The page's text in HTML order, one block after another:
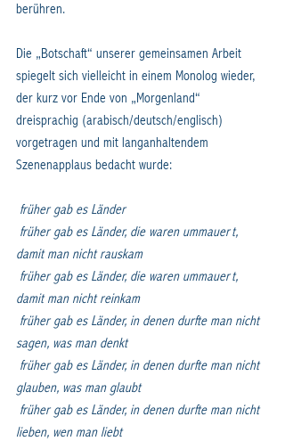
berühren.
Die „Botschaft“ unserer gemeinsamen Arbeit
spiegelt sich vielleicht in einem Monolog wieder,
der kurz vor Ende von „Morgenland“
dreisprachig (arabisch/deutsch/englisch)
vorgetragen und mit langanhaltendem
Szenenapplaus bedacht wurde:
früher gab es Länder
früher gab es Länder, die waren ummauert,
damit man nicht rauskam
früher gab es Länder, die waren ummauert,
damit man nicht reinkam
früher gab es Länder, in denen durfte man nicht
sagen, was man denkt
früher gab es Länder, in denen durfte man nicht
glauben, was man glaubt
früher gab es Länder, in denen durfte man nicht
lieben, wen man liebt